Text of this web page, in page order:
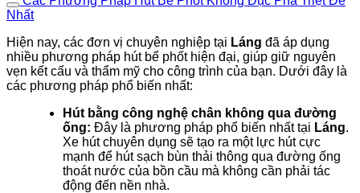
Nhất
Hiện nay, các đơn vị chuyên nghiệp tại Láng đã áp dụng
nhiều phương pháp hút bể phốt hiện đại, giúp giữ nguyên
vẹn kết cấu và thẩm mỹ cho công trình của bạn. Dưới đây là
các phương pháp phổ biến nhất:
Hút bằng công nghệ chân không qua đường
ống: Đây là phương pháp phổ biến nhất tại Láng.
Xe hút chuyên dụng sẽ tạo ra một lực hút cực
mạnh để hút sạch bùn thải thông qua đường ống
thoát nước của bồn cầu mà không cần phải tác
động đến nền nhà.